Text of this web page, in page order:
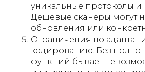
уникальные протоколы и
Дешевые сканеры могут
обновления или
Ограничения по
кодированию. Без
функций бывает